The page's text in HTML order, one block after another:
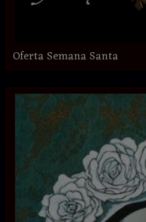
Oferta Semana Santa